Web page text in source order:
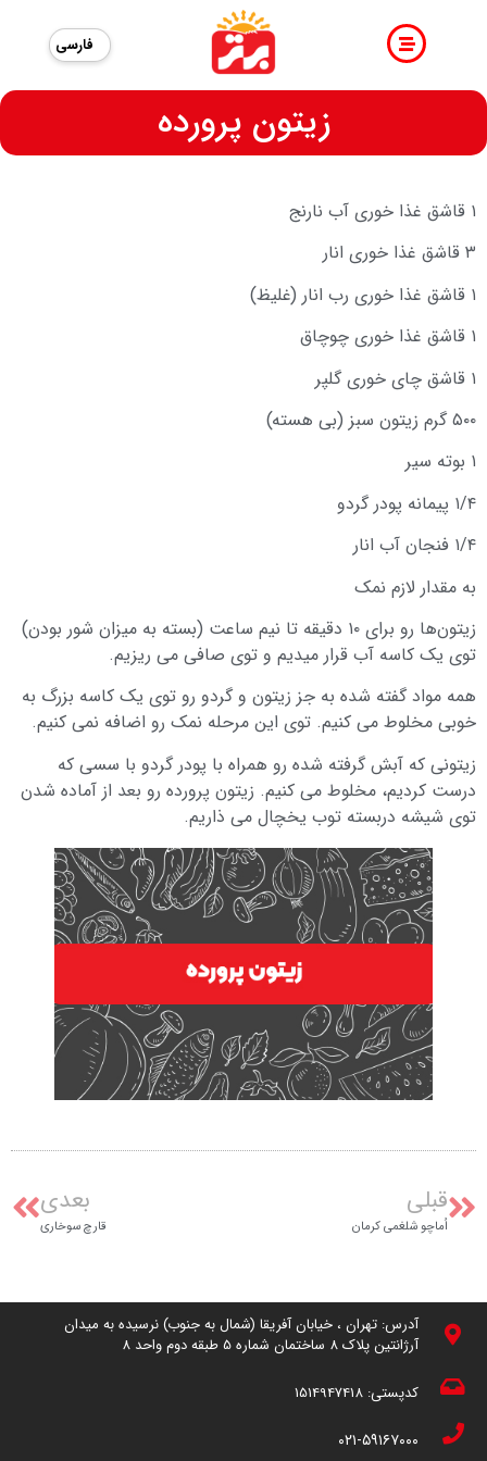
فارسی
زیتون پرورده
۱ قاشق غذا خوری آب نارنج
۳ قاشق غذا خوری انار
۱ قاشق غذا خوری رب انار (غلیظ)
۱ قاشق غذا خوری چوچاق
۱ قاشق چای خوری گلپر
۵۰۰ گرم زیتون سبز (بی هسته)
۱ بوته سیر
۱/۴ پیمانه پودر گردو
۱/۴ فنجان آب انار
به مقدار لازم نمک
زیتون‌ها رو برای ۱۰ دقیقه تا نیم ساعت (بسته به میزان شور بودن)
توی یک کاسه آب قرار میدیم و توی صافی می ریزیم.
همه مواد گفته شده به جز زیتون و گردو رو توی یک کاسه بزرگ به
خوبی مخلوط می کنیم. توی این مرحله نمک رو اضافه نمی کنیم.
زیتونی که آبش گرفته شده رو همراه با پودر گردو با سسی که
درست کردیم، مخلوط می کنیم. زیتون پرورده رو بعد از آماده شدن
توی شیشه دربسته توب یخچال می ذاریم.
قبلی
اُماچو شلغمی کرمان
بعدی
قارچ سوخاری
آدرس: تهران ، خیابان آفریقا (شمال به جنوب) نرسیده به میدان
آرژانتین پلاک 8 ساختمان شماره 5 طبقه دوم واحد 8
کدپستی: 1514947418
۰۲۱-۵۹۱۶۷۰۰۰